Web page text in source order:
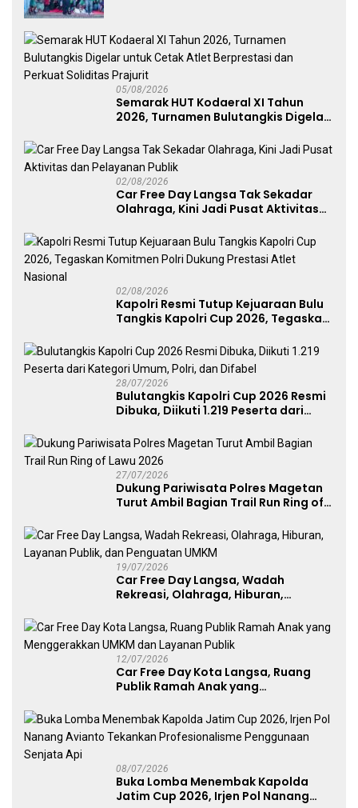
05/08/2026
Semarak HUT Kodaeral XI Tahun
2026, Turnamen Bulutangkis Digelar
Perkuat Soliditas Prajurit
02/08/2026
Car Free Day Langsa Tak Sekadar
Olahraga, Kini Jadi Pusat Aktivitas
02/08/2026
Kapolri Resmi Tutup Kejuaraan Bulu
Tangkis Kapolri Cup 2026, Tegaskan
Atlet Nasional
28/07/2026
Bulutangkis Kapolri Cup 2026 Resmi
Dibuka, Diikuti 1.219 Peserta dari
27/07/2026
Dukung Pariwisata Polres Magetan
Turut Ambil Bagian Trail Run Ring of
19/07/2026
Car Free Day Langsa, Wadah
Rekreasi, Olahraga, Hiburan,
UMKM
12/07/2026
Car Free Day Kota Langsa, Ruang
Publik Ramah Anak yang
Publik
08/07/2026
Buka Lomba Menembak Kapolda
Jatim Cup 2026, Irjen Pol Nanang